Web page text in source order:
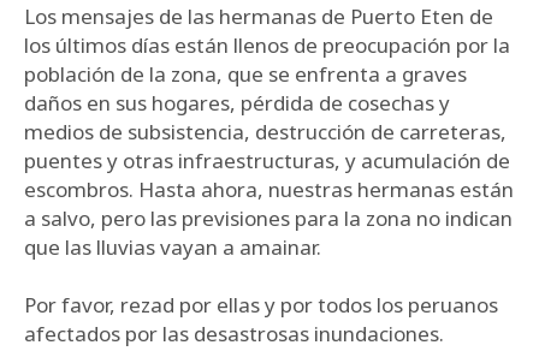
Los mensajes de las hermanas de Puerto Eten de
los últimos días están llenos de preocupación por la
población de la zona, que se enfrenta a graves
daños en sus hogares, pérdida de cosechas y
medios de subsistencia, destrucción de carreteras,
puentes y otras infraestructuras, y acumulación de
escombros. Hasta ahora, nuestras hermanas están
a salvo, pero las previsiones para la zona no indican
que las lluvias vayan a amainar.
Por favor, rezad por ellas y por todos los peruanos
afectados por las desastrosas inundaciones.